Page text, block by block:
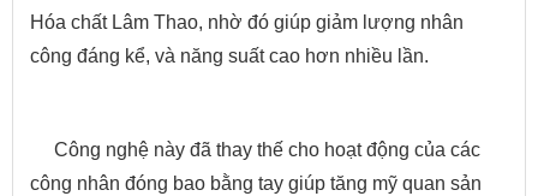
Hóa chất Lâm Thao, nhờ đó giúp giảm lượng nhân
công đáng kể, và năng suất cao hơn nhiều lần.
Công nghệ này đã thay thế cho hoạt động của các
công nhân đóng bao bằng tay giúp tăng mỹ quan sản